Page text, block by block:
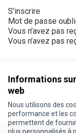
Informations
web
Nous utilisons des
performance et les
permettent de
S'inscrire
Mot de passe
Vous n’avez pas
Vous n’avez pas
Conditions
Paramètres des
Je participe ! sur X
Je participe ! sur
Je